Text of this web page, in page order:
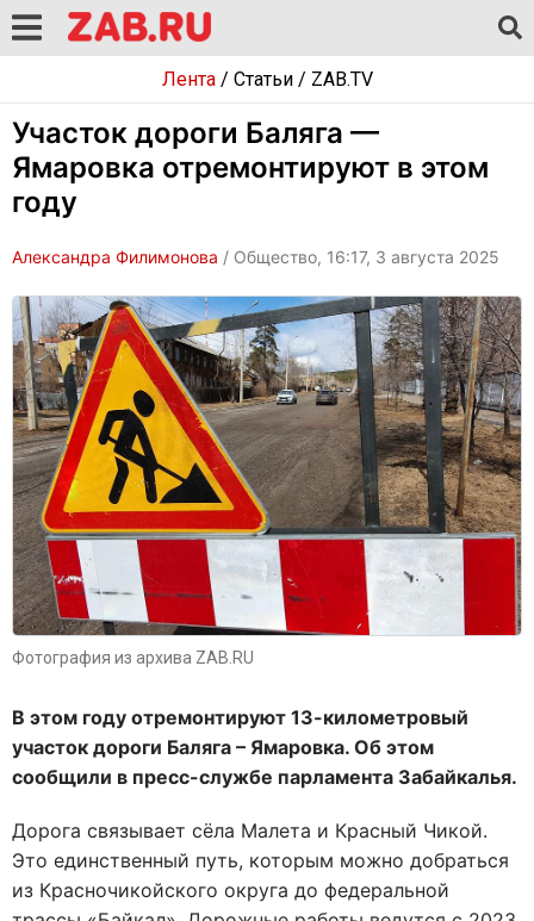
Лента/ Статьи/ ZAB.TV
Участок дороги Баляга —
Ямаровка отремонтируют в этом
году
Александра Филимонова / Общество, 16:17, 3 августа 2025
Фотография из архива ZAB.RU
В этом году отремонтируют 13-километровый
участок дороги Баляга – Ямаровка. Об этом
сообщили в пресс-службе парламента Забайкалья.
Дорога связывает сёла Малета и Красный Чикой.
Это единственный путь, которым можно добраться
из Красночикойского округа до федеральной